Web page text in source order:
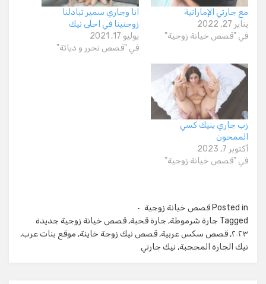
مع جارتي الإماراتية
يناير 27, 2022
في "قصص خيانة زوجية"
انا وجاري سمير تبادلنا
زوجتينا في احلى نيك
يوليو 17, 2021
في "قصص تحرر و دياثة"
زب جاري ينيك كسي
الممحون
أكتوبر 7, 2023
في "قصص خيانة زوجية"
Posted in قصص خيانة زوجية
Tagged جارة شرموطة, جارة قحبة, قصص خيانة زوجية جديدة
٢٠٢٣, قصص سكس عربية, قصص نيك زوجة خاينة, موقع بنات عرب,
نيك الجارة المحجبة, نيك جارتي